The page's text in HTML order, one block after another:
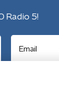
Radio 5!